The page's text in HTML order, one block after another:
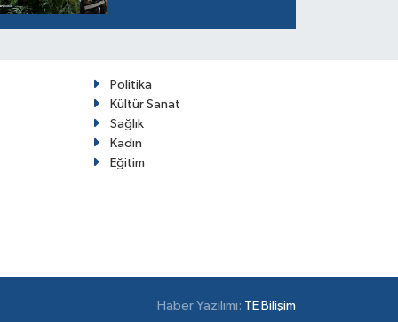
Politika
Kültür Sanat
Sağlık
Kadın
Eğitim
Haber Yazılımı: TE Bilişim